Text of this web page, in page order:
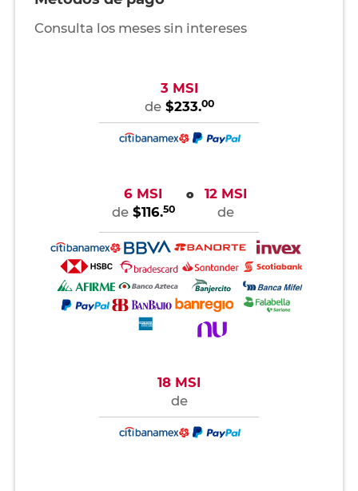
Consulta los meses sin intereses
3 MSI
de $233.00
6 MSI
de $116.50
o
12 MSI
de
18 MSI
de